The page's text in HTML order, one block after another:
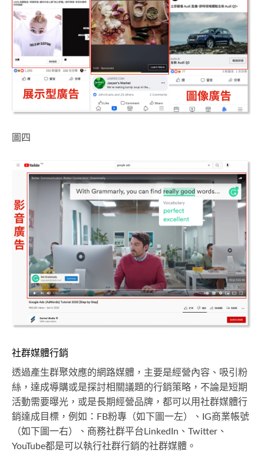
圖四
社群媒體行銷
透過產生群聚效應的網路媒體，主要是經營內容、吸引粉
絲，達成導購或是探討相關議題的行銷策略，不論是短期
活動需要曝光，或是長期經營品牌，都可以用社群媒體行
銷達成目標，例如：FB粉專（如下圖一左）、IG商業帳號
（如下圖一右）、商務社群平台LinkedIn、Twitter、
YouTube都是可以執行社群行銷的社群媒體。